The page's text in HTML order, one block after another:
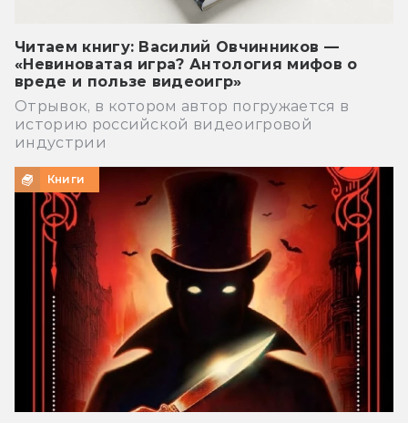
Читаем книгу: Василий Овчинников —
«Невиноватая игра? Антология мифов о
вреде и пользе видеоигр»
Отрывок, в котором автор погружается в
историю российской видеоигровой
индустрии
Книги